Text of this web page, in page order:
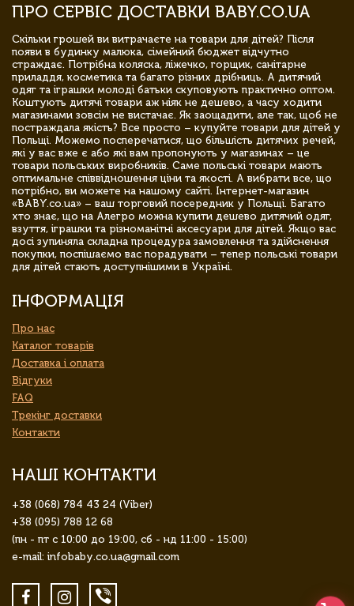
ПРО СЕРВІС ДОСТАВКИ BABY.CO.UA
Скільки грошей ви витрачаєте на товари для дітей? Після
появи в будинку малюка, сімейний бюджет відчутно
страждає. Потрібна коляска, ліжечко, горщик, санітарне
приладдя, косметика та багато різних дрібниць. А дитячий
одяг та іграшки молоді батьки скуповують практично оптом.
Коштують дитячі товари аж ніяк не дешево, а часу ходити
магазинами зовсім не вистачає. Як заощадити, але так, щоб не
постраждала якість? Все просто – купуйте товари для дітей у
Польщі. Можемо посперечатися, що більшість дитячих речей,
які у вас вже є або які вам пропонують у магазинах – це
товари польських виробників. Саме польські товари мають
оптимальне співвідношення ціни та якості. А вибрати все, що
потрібно, ви можете на нашому сайті. Інтернет-магазин
«BABY.co.ua» – ваш торговий посередник у Польщі. Багато
хто знає, що на Алегро можна купити дешево дитячий одяг,
взуття, іграшки та різноманітні аксесуари для дітей. Якщо вас
досі зупиняла складна процедура замовлення та здійснення
покупки, поспішаємо вас порадувати – тепер польські товари
для дітей стають доступнішими в Україні.
ІНФОРМАЦІЯ
Про нас
Каталог товарів
Доставка і оплата
Відгуки
FAQ
Трекінг доставки
Контакти
НАШІ КОНТАКТИ
+38 (068) 784 43 24 (Viber)
+38 (095) 788 12 68
(пн - пт с 10:00 до 19:00, сб - нд 11:00 - 15:00)
e-mail: infobaby.co.ua@gmail.com